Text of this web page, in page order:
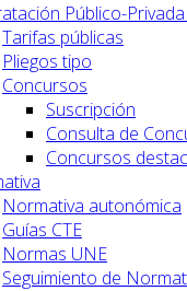
Público-
Tarifas públicas
Pliegos tipo
Concursos
Suscripción
Consulta de
Concursos
Normativa autonómica
Guías CTE
Normas UNE
Seguimiento de